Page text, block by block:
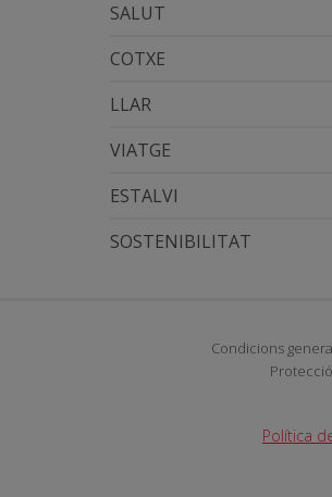
SALUT
COTXE
LLAR
VIATGE
ESTALVI
SOSTENIBILITAT
Condicions
Política